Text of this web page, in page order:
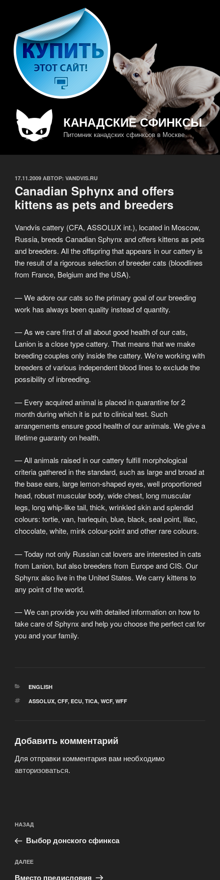
содержимому
КАНАДСКИЕ СФИНКСЫ
Питомник канадских сфинксов в Москве
ОПУБЛИКОВАНО
17.11.2009 АВТОР: VANDVIS.RU
Canadian Sphynx and offers
kittens as pets and breeders
Vandvis cattery (CFA, ASSOLUX int.), located in Moscow,
Russia, breeds Canadian Sphynx and offers kittens as pets
and breeders. All the offspring that appears in our cattery is
the result of a rigorous selection of breeder cats (bloodlines
from France, Belgium and the USA).
— We adore our cats so the primary goal of our breeding
work has always been quality instead of quantity.
— As we care first of all about good health of our cats,
Lanion is a close type cattery. That means that we make
breeding couples only inside the cattery. We’re working with
breeders of various independent blood lines to exclude the
possibility of inbreeding.
— Every acquired animal is placed in quarantine for 2
month during which it is put to clinical test. Such
arrangements ensure good health of our animals. We give a
lifetime guaranty on health.
— All animals raised in our cattery fulfill morphological
criteria gathered in the standard, such as large and broad at
the base ears, large lemon-shaped eyes, well proportioned
head, robust muscular body, wide chest, long muscular
legs, long whip-like tail, thick, wrinkled skin and splendid
colours: tortie, van, harlequin, blue, black, seal point, lilac,
chocolate, white, mink colour-point and other rare colours.
— Today not only Russian cat lovers are interested in cats
from Lanion, but also breeders from Europe and CIS. Our
Sphynx also live in the United States. We carry kittens to
any point of the world.
— We can provide you with detailed information on how to
take care of Sphynx and help you choose the perfect cat for
you and your family.
РУБРИКИ
ENGLISH
МЕТКИ
ASSOLUX, CFF, ECU, TICA, WCF, WFF
Добавить комментарий
Для отправки комментария вам необходимо
авторизоваться.
по
записям
Предыдущая
запись:
НАЗАД
Выбор донского сфинкса
Следующая
запись
ДАЛЕЕ
Вместо предисловия